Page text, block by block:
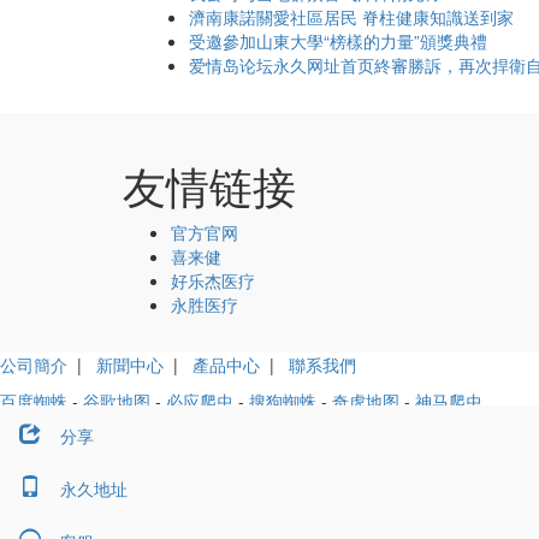
濟南康諾關愛社區居民 脊柱健康知識送到家
受邀參加山東大學“榜樣的力量”頒獎典禮
爱情岛论坛永久网址首页終審勝訴，再次捍衛
友情链接
官方官网
喜来健
好乐杰医疗
永胜医疗
公司簡介 | 新聞中心 | 產品中心 | 聯系我們
百度蜘蛛 - 谷歌地图 - 必应爬虫 - 搜狗蜘蛛 - 奇虎地图 - 神马爬虫
© 2019-2020 MojoCube All Rights Reserved.
關閉
技術支持
分享
永久地址